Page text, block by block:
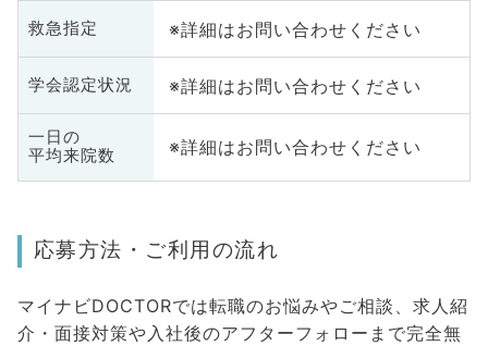
救急指定 ※詳細はお問い合わせください
学会認定状況 ※詳細はお問い合わせください
一日の
平均来院数
※詳細はお問い合わせください
応募方法・ご利用の流れ
マイナビDOCTORでは転職のお悩みやご相談、求人紹
介・面接対策や入社後のアフターフォローまで完全無